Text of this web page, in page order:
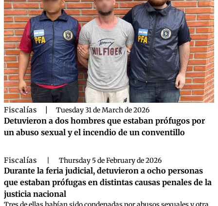
Fiscalías Tuesday 31 de March de 2026
Detuvieron a dos hombres que estaban prófugos por
un abuso sexual y el incendio de un conventillo
Fiscalías Thursday 5 de February de 2026
Durante la feria judicial, detuvieron a ocho personas
que estaban prófugas en distintas causas penales de la
justicia nacional